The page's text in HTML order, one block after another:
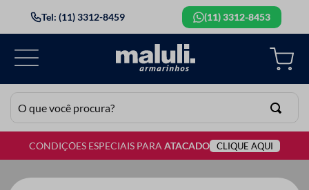
Tel: (11) 3312-8459 (11) 3312-8453
O que você procura?
CONDIÇÕES ESPECIAIS PARAATACADO CLIQUE AQUI
TERMOS MAIS BUSCADOS